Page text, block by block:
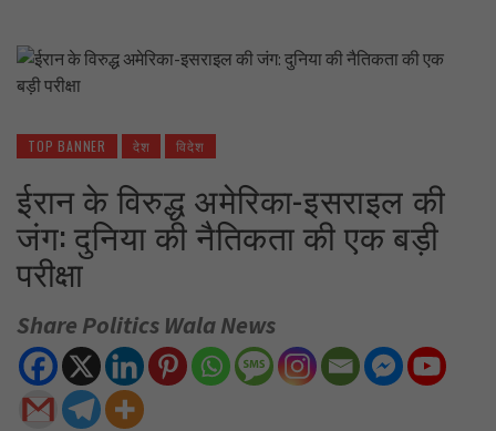
TOP BANNER देश विदेश
ईरान के विरुद्ध अमेरिका-इसराइल की
जंग: दुनिया की नैतिकता की एक बड़ी
परीक्षा
Share Politics Wala News